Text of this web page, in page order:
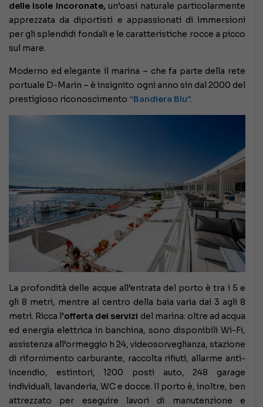
delle Isole Incoronate, un’oasi naturale particolarmente
apprezzata da diportisti e appassionati di immersioni
per gli splendidi fondali e le caratteristiche rocce a picco
sul mare.
Moderno ed elegante il marina – che fa parte della rete
portuale D-Marin – è insignito ogni anno sin dal 2000 del
prestigioso riconoscimento “Bandiera Blu”.
La profondità delle acque all’entrata del porto è tra i 5 e
gli 8 metri, mentre al centro della baia varia dai 3 agli 8
metri. Ricca l’offerta dei servizi del marina: oltre ad acqua
ed energia elettrica in banchina, sono disponibili Wi-Fi,
assistenza all’ormeggio h 24, videosorveglianza, stazione
di rifornimento carburante, raccolta rifiuti, allarme anti-
incendio, estintori, 1200 posti auto, 248 garage
individuali, lavanderia, WC e docce. Il porto è, inoltre, ben
attrezzato per eseguire lavori di manutenzione e